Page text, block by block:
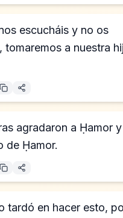
escucháis y no os
tomaremos a nuestra
agradaron a Ḥamor
de Ḥamor.
tardó en hacer esto,